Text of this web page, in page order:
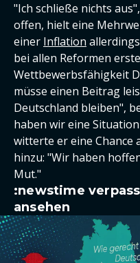
"Ich schließe nichts
offen, hielt eine
einer Inflation
bei allen Reformen
Wettbewerbsfähigkeit
müsse einen Beitrag
Deutschland bleiben",
haben wir eine
witterte er eine Chance
hinzu: "Wir haben
Mut."
:newstime
ansehen